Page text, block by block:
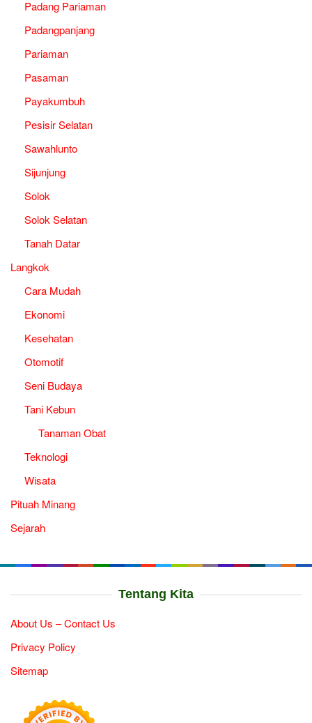
Padang Pariaman
Padangpanjang
Pariaman
Pasaman
Payakumbuh
Pesisir Selatan
Sawahlunto
Sijunjung
Solok
Solok Selatan
Tanah Datar
Langkok
Cara Mudah
Ekonomi
Kesehatan
Otomotif
Seni Budaya
Tani Kebun
Tanaman Obat
Teknologi
Wisata
Pituah Minang
Sejarah
Tentang Kita
About Us – Contact Us
Privacy Policy
Sitemap